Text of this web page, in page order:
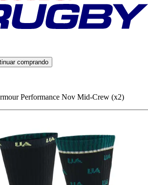
comprando
Performance Nov Mid-Crew (x2)